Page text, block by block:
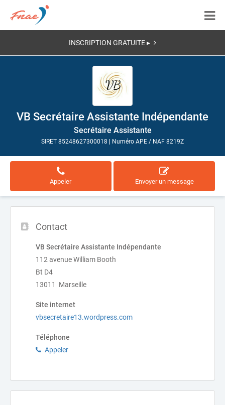
INSCRIPTION GRATUITE ▸
VB Secrétaire Assistante Indépendante
Secrétaire Assistante
SIRET 85248627300018 Numéro APE / NAF 8219Z
Appeler Envoyer un message
Contact
VB Secrétaire Assistante Indépendante
112 avenue William Booth
Bt D4
13011 Marseille
Site internet
vbsecretaire13.wordpress.com
Téléphone
Appeler